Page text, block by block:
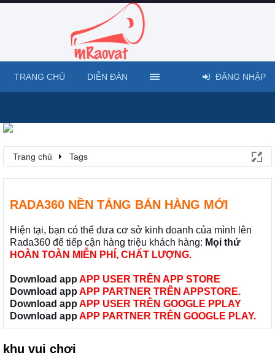
Trang chủ Tags
RADA360 NỀN TẢNG BÁN HÀNG MỚI
Hiện tại, bạn có thể đưa cơ sở kinh doanh của mình lên
Rada360 để tiếp cận hàng triệu khách hàng: Mọi thứ
HOÀN TOÀN MIỄN PHÍ, CHẤT LƯỢNG.
Download app APP USER TRÊN APP STORE
Download app APP PARTNER TRÊN APPSTORE.
Download app APP USER TRÊN GOOGLE PPLAY
Download app APP PARTNER TRÊN GOOGLE PLAY.
khu vui chơi
TRANG CHỦ DIỄN ĐÀN ĐĂNG NHẬP